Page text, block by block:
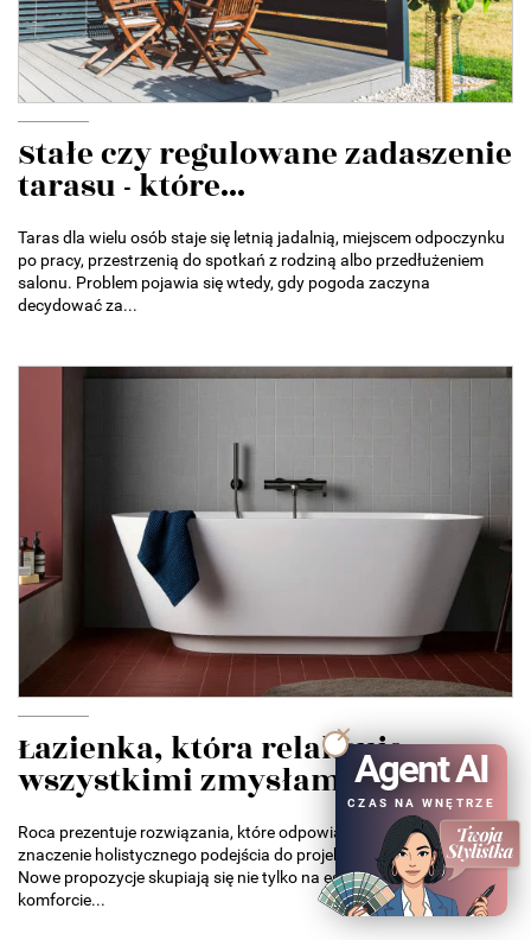
Stałe czy regulowane zadaszenie
tarasu - które...
Taras dla wielu osób staje się letnią jadalnią, miejscem odpoczynku
po pracy, przestrzenią do spotkań z rodziną albo przedłużeniem
salonu. Problem pojawia się wtedy, gdy pogoda zaczyna
decydować za...
Łazienka, która relaksuje
wszystkimi zmysłami....
Roca prezentuje rozwiązania, które odpowiadają na rosnące
znaczenie holistycznego podejścia do projektowania łazienek.
Nowe propozycje skupiają się nie tylko na estetyce, ale także na
komforcie...
Agent AI
CZAS NA WNĘTRZE